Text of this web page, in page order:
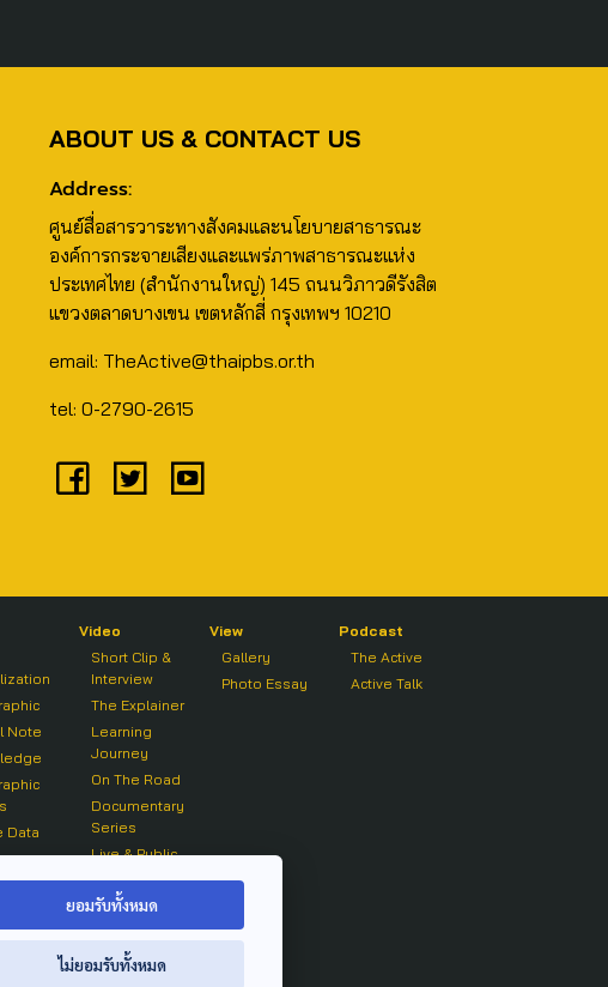
ABOUT US & CONTACT US
Address:
ศูนย์สื่อสารวาระทางสังคมและนโยบายสาธารณะ
องค์การกระจายเสียงและแพร่ภาพสาธารณะแห่ง
ประเทศไทย (สำนักงานใหญ่) 145 ถนนวิภาวดีรังสิต
แขวงตลาดบางเขน เขตหลักสี่ กรุงเทพฯ 10210
email: TheActive@thaipbs.or.th
tel: 0-2790-2615
Note
Data
Video
Short Clip &
Interview
The Explainer
Learning
Journey
On The Road
Documentary
Series
Live & Public
On air Clip
View
Gallery
Photo Essay
Podcast
The Active
Active Talk
ยอมรับทั้งหมด
ไม่ยอมรับทั้งหมด